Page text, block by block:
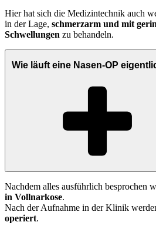
Hier hat sich die Medizintechnik auch
in der Lage, schmerzarm und mit
Schwellungen zu behandeln.
Wie läuft eine Nasen-OP
Nachdem alles ausführlich besprochen
in Vollnarkose.
Nach der Aufnahme in der Klinik
operiert.